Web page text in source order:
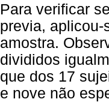
Para verificar
previa, aplicou-
amostra.
divididos
que dos 17
e nove não